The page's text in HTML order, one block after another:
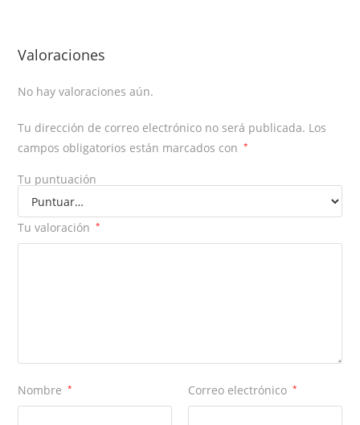
Valoraciones
No hay valoraciones aún.
Tu dirección de correo electrónico no será publicada. Los
campos obligatorios están marcados con
*
Tu puntuación
Tu valoración *
Nombre * Correo electrónico *